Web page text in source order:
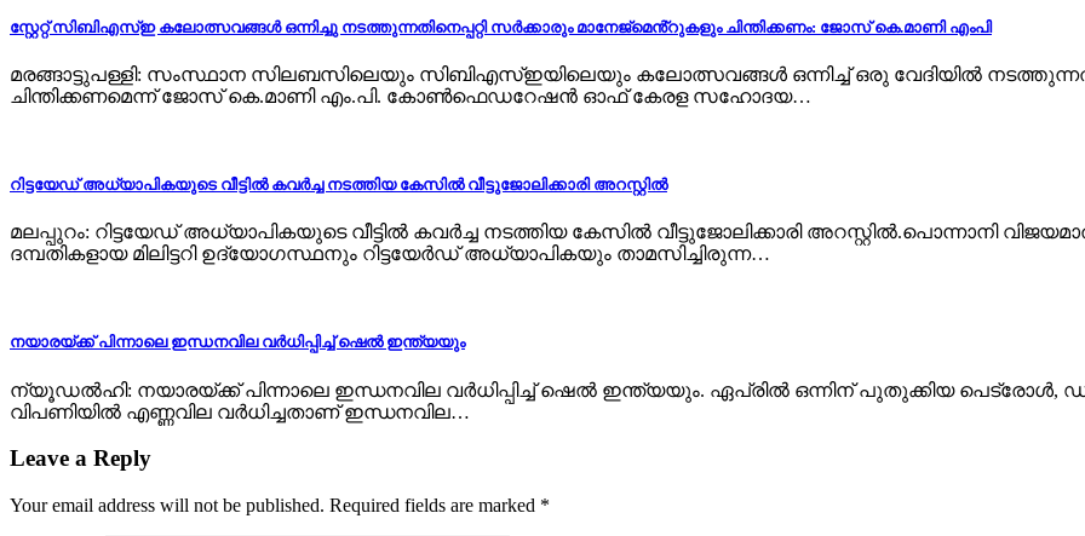
സ്റ്റേറ്റ് സിബിഎസ്ഇ കലോത്സവങ്ങൾ ഒന്നിച്ചു നടത്തുന്നതിനെപ്പറ്റി സർക്കാരും മാനേജ്മെൻ്റുകളും ചിന്തിക്കണം: ജോസ് കെ.മാണി എംപി
മരങ്ങാട്ടുപള്ളി: സംസ്ഥാന സിലബസിലെയും സിബിഎസ്ഇയിലെയും കലോത്സവങ്ങൾ ഒന്നിച്ച് ഒരു വേദിയിൽ
ചിന്തിക്കണമെന്ന് ജോസ് കെ.മാണി എം.പി. കോൺഫെഡറേഷൻ ഓഫ് കേരള സഹോദയ…
റിട്ടയേഡ് അധ്യാപികയുടെ വീട്ടില്‍ കവര്‍ച്ച നടത്തിയ കേസില്‍ വീട്ടുജോലിക്കാരി അറസ്റ്റില്‍
മലപ്പുറം: റിട്ടയേഡ് അധ്യാപികയുടെ വീട്ടില്‍ കവര്‍ച്ച നടത്തിയ കേസില്‍ വീട്ടുജോലിക്കാരി അറസ്റ്റില്‍.പൊന്നാനി
ദമ്പതികളായ മിലിട്ടറി ഉദ്യോഗസ്ഥനും റിട്ടയേർഡ് അധ്യാപികയും താമസിച്ചിരുന്ന…
നയാരയ്ക്ക് പിന്നാലെ ഇന്ധനവില വര്‍ധിപ്പിച്ച് ഷെല്‍ ഇന്ത്യയും
ന്യൂഡല്‍ഹി: നയാരയ്ക്ക് പിന്നാലെ ഇന്ധനവില വര്‍ധിപ്പിച്ച് ഷെല്‍ ഇന്ത്യയും. ഏപ്രില്‍ ഒന്നിന് പുതുക്കിയ
വിപണിയില്‍ എണ്ണവില വര്‍ധിച്ചതാണ് ഇന്ധനവില…
Leave a Reply
Your email address will not be published. Required fields are marked *